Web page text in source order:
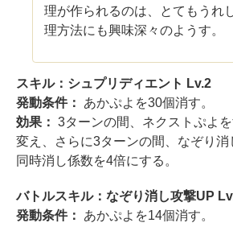
理が作られるのは、とてもうれ
理方法にも興味深々のようす。
スキル：シュプリディエント Lv.2
発動条件： あかぷよを30個消す。
効果： 3ターンの間、ネクストぷよ
変え、さらに3ターンの間、なぞり消
同時消し係数を4倍にする。
バトルスキル：なぞり消し攻撃UP
発動条件： あかぷよを14個消す。